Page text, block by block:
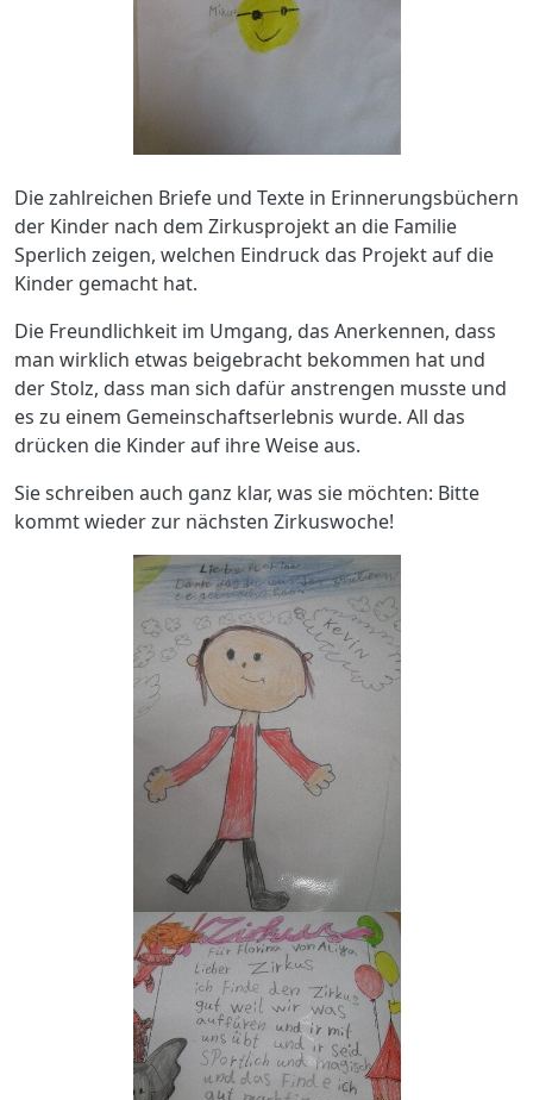
Die zahlreichen Briefe und Texte in Erinnerungsbüchern
der Kinder nach dem Zirkusprojekt an die Familie
Sperlich zeigen, welchen Eindruck das Projekt auf die
Kinder gemacht hat.
Die Freundlichkeit im Umgang, das Anerkennen, dass
man wirklich etwas beigebracht bekommen hat und
der Stolz, dass man sich dafür anstrengen musste und
es zu einem Gemeinschaftserlebnis wurde. All das
drücken die Kinder auf ihre Weise aus.
Sie schreiben auch ganz klar, was sie möchten: Bitte
kommt wieder zur nächsten Zirkuswoche!